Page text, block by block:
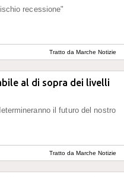
recessione"
Tratto da Marche Notizie
al di sopra dei livelli
il futuro del nostro
Tratto da Marche Notizie